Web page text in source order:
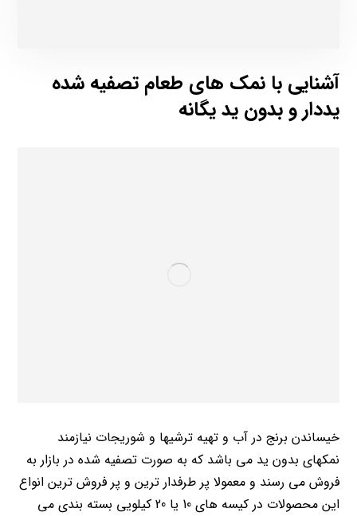
آشنایی با نمک های طعام تصفیه شده
یددار و بدون ید یگانه
خیساندن برنج در آب و تهیه ترشیها و شوریجات نیازمند
نمکهای بدون ید می باشد که به صورت تصفیه شده در بازار به
فروش می رسند و معمولا پر طرفدار ترین و پر فروش ترین انواع
این محصولات در کیسه های 10 یا 20 کیلویی بسته بندی می